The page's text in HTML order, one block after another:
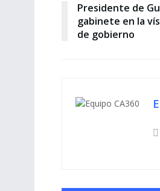
Presidente de
gabinete en la
de gobierno